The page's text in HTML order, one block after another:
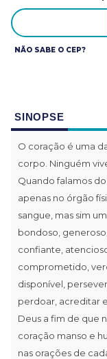
NÃO SABE O CEP?
SINOPSE
O coração é uma
corpo. Ninguém
Quando falamos
apenas no órgão
sangue, mas sim
bondoso,
confiante,
comprometido,
disponível,
perdoar, acreditar
Deus a fim de que
coração manso e
nas orações de